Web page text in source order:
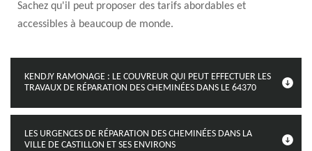
Sachez qu'il peut proposer des tarifs abordables et
accessibles à beaucoup de monde.
KENDJY RAMONAGE : LE COUVREUR QUI PEUT EFFECTUER LES
TRAVAUX DE RÉPARATION DES CHEMINÉES DANS LE 64370
LES URGENCES DE RÉPARATION DES CHEMINÉES DANS LA
VILLE DE CASTILLON ET SES ENVIRONS